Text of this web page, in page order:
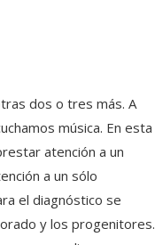
dos o tres más. A
música. En esta
atención a un
a un sólo
el diagnóstico se
y los progenitores.